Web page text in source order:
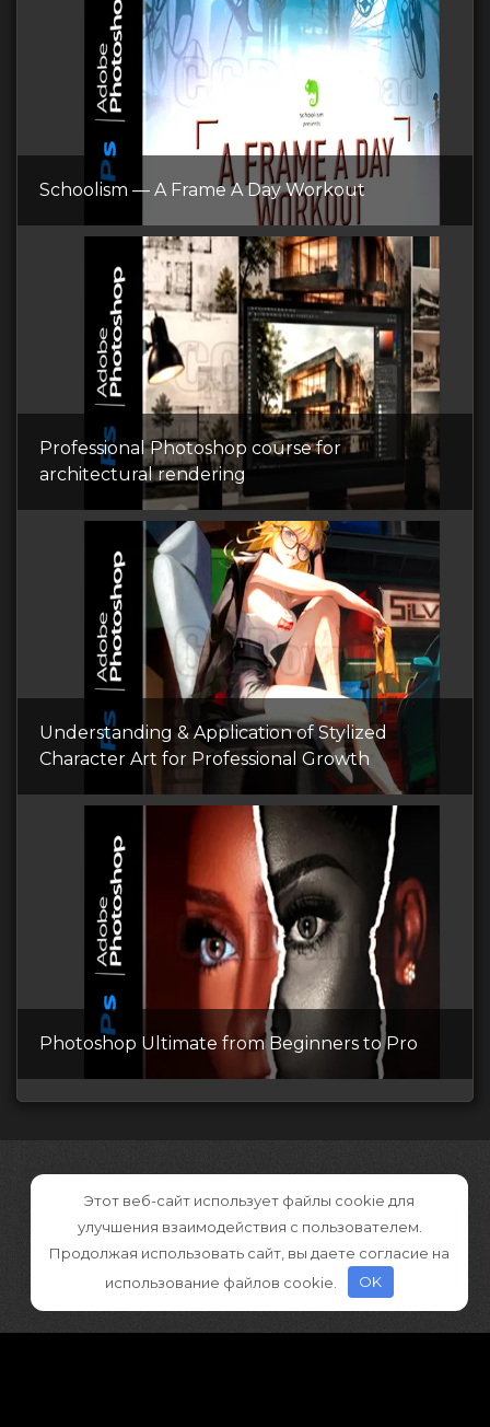
Schoolism — A Frame A Day Workout
Professional Photoshop course for
architectural rendering
Understanding & Application of Stylized
Character Art for Professional Growth
Photoshop Ultimate from Beginners to Pro
Этот веб-сайт использует файлы cookie для
улучшения взаимодействия с пользователем.
Продолжая использовать сайт, вы даете согласие на
использование файлов cookie.
OK